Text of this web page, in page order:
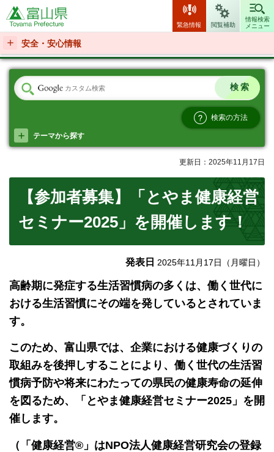
富山県
緊急情報 閲覧補助
情報検索
メニュー
安全・安心情報
検索の方法
テーマから探す
更新日：2025年11月17日
【参加者募集】「とやま健康経営
セミナー2025」を開催します！
発表日 2025年11月17日（月曜日）
高齢期に発症する生活習慣病の多くは、働く世代に
おける生活習慣にその端を発しているとされていま
す。
このため、富山県では、企業における健康づくりの
取組みを後押しすることにより、働く世代の生活習
慣病予防や将来にわたっての県民の健康寿命の延伸
を図るため、「とやま健康経営セミナー2025」を開
催します。
（「健康経営®」はNPO法人健康経営研究会の登録